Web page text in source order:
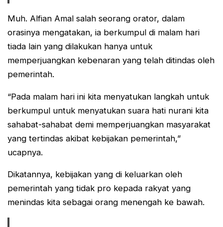
Muh. Alfian Amal salah seorang orator, dalam
orasinya mengatakan, ia berkumpul di malam hari
tiada lain yang dilakukan hanya untuk
memperjuangkan kebenaran yang telah ditindas oleh
pemerintah.
“Pada malam hari ini kita menyatukan langkah untuk
berkumpul untuk menyatukan suara hati nurani kita
sahabat-sahabat demi memperjuangkan masyarakat
yang tertindas akibat kebijakan pemerintah,”
ucapnya.
Dikatannya, kebijakan yang di keluarkan oleh
pemerintah yang tidak pro kepada rakyat yang
menindas kita sebagai orang menengah ke bawah.